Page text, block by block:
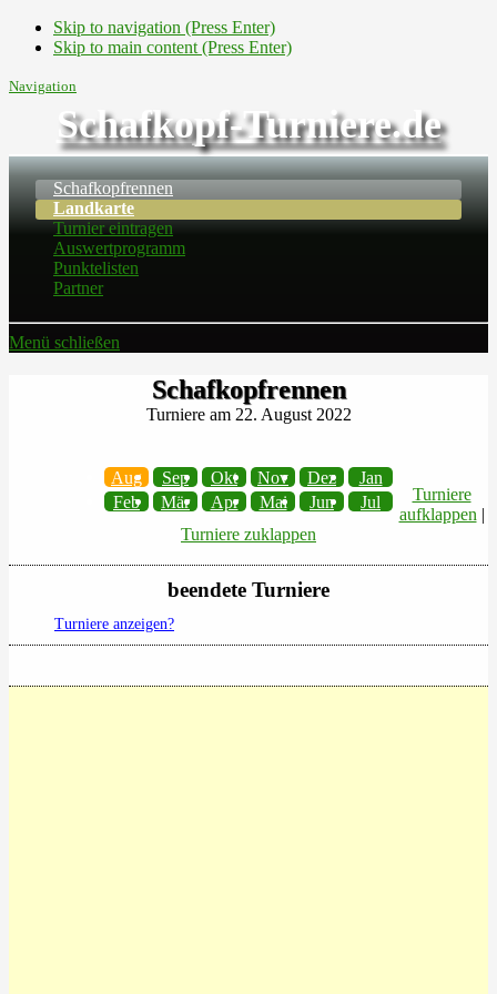
Skip to navigation (Press Enter)
Skip to main content (Press Enter)
Navigation
Schafkopf-Turniere.de
Schafkopfrennen
Landkarte
Turnier eintragen
Auswertprogramm
Punktelisten
Partner
Menü schließen
Schafkopfrennen
Turniere am 22. August 2022
Aug Sep Okt Nov Dez
Jan
Feb
Mär Apr Mai Jun Jul
Turniere
aufklappen |
Turniere zuklappen
beendete Turniere
Turniere anzeigen?